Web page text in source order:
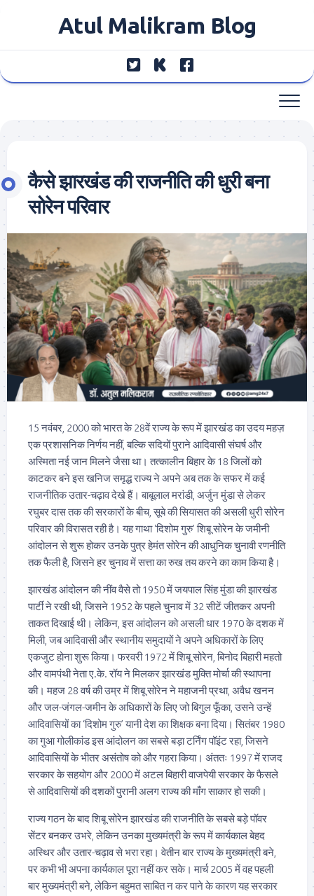
Atul Malikram Blog
कैसे झारखंड की राजनीति की धुरी बना
सोरेन परिवार
15 नवंबर, 2000 को भारत के 28वें राज्य के रूप में झारखंड का उदय महज़
एक प्रशासनिक निर्णय नहीं, बल्कि सदियों पुराने आदिवासी संघर्ष और
अस्मिता नई जान मिलने जैसा था। तत्कालीन बिहार के 18 जिलों को
काटकर बने इस खनिज समृद्ध राज्य ने अपने अब तक के सफर में कई
राजनीतिक उतार-चढ़ाव देखे हैं। बाबूलाल मरांडी, अर्जुन मुंडा से लेकर
रघुबर दास तक की सरकारों के बीच, सूबे की सियासत की असली धुरी सोरेन
परिवार की विरासत रही है। यह गाथा ‘दिशोम गुरु’ शिबू सोरेन के जमीनी
आंदोलन से शुरू होकर उनके पुत्र हेमंत सोरेन की आधुनिक चुनावी रणनीति
तक फैली है, जिसने हर चुनाव में सत्ता का रुख तय करने का काम किया है।
झारखंड आंदोलन की नींव वैसे तो 1950 में जयपाल सिंह मुंडा की झारखंड
पार्टी ने रखी थी, जिसने 1952 के पहले चुनाव में 32 सीटें जीतकर अपनी
ताकत दिखाई थी। लेकिन, इस आंदोलन को असली धार 1970 के दशक में
मिली, जब आदिवासी और स्थानीय समुदायों ने अपने अधिकारों के लिए
एकजुट होना शुरू किया। फरवरी 1972 में शिबू सोरेन, बिनोद बिहारी महतो
और वामपंथी नेता ए.के. रॉय ने मिलकर झारखंड मुक्ति मोर्चा की स्थापना
की। महज 28 वर्ष की उम्र में शिबू सोरेन ने महाजनी प्रथा, अवैध खनन
और जल-जंगल-जमीन के अधिकारों के लिए जो बिगुल फूँका, उसने उन्हें
आदिवासियों का ‘दिशोम गुरु’ यानी देश का शिक्षक बना दिया। सितंबर 1980
का गुआ गोलीकांड इस आंदोलन का सबसे बड़ा टर्निंग पॉइंट रहा, जिसने
आदिवासियों के भीतर असंतोष को और गहरा किया। अंततः 1997 में राजद
सरकार के सहयोग और 2000 में अटल बिहारी वाजपेयी सरकार के फैसले
से आदिवासियों की दशकों पुरानी अलग राज्य की माँग साकार हो सकी।
राज्य गठन के बाद शिबू सोरेन झारखंड की राजनीति के सबसे बड़े पॉवर
सेंटर बनकर उभरे, लेकिन उनका मुख्यमंत्री के रूप में कार्यकाल बेहद
अस्थिर और उतार-चढ़ाव से भरा रहा। वेतीन बार राज्य के मुख्यमंत्री बने,
पर कभी भी अपना कार्यकाल पूरा नहीं कर सके। मार्च 2005 में वह पहली
बार मुख्यमंत्री बने, लेकिन बहुमत साबित न कर पाने के कारण यह सरकार